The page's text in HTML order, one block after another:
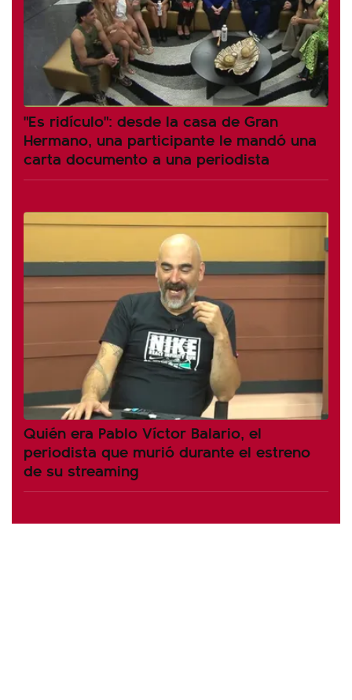
"Es ridículo": desde la casa de Gran
Hermano, una participante le mandó una
carta documento a una periodista
Quién era Pablo Víctor Balario, el
periodista que murió durante el estreno
de su streaming